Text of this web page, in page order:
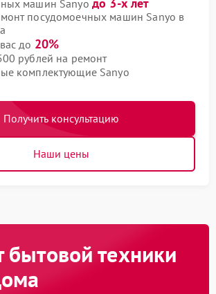
машин Sanyo
посудомоечных машин Sanyo в
до 20%
рублей на ремонт
комплектующие Sanyo
Получить консультацию
Наши цены
бытовой техники